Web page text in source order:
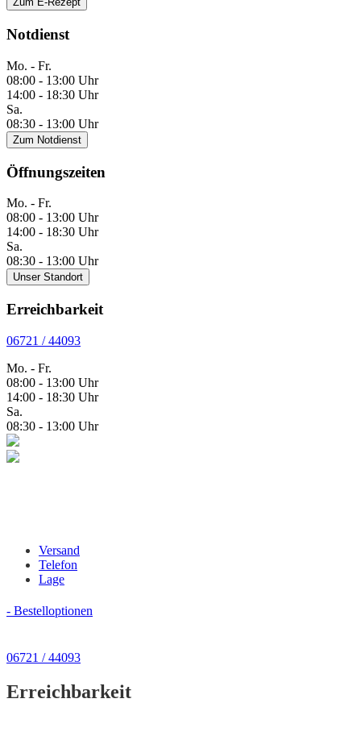
Notdienst
Mo. - Fr.
08:00 - 13:00 Uhr
14:00 - 18:30 Uhr
Sa.
08:30 - 13:00 Uhr
Zum Notdienst
Öffnungszeiten
Mo. - Fr.
08:00 - 13:00 Uhr
14:00 - 18:30 Uhr
Sa.
08:30 - 13:00 Uhr
Unser Standort
Erreichbarkeit
06721 / 44093
Mo. - Fr.
08:00 - 13:00 Uhr
14:00 - 18:30 Uhr
Sa.
08:30 - 13:00 Uhr
Versand
Telefon
Lage
- Bestelloptionen
06721 / 44093
Erreichbarkeit